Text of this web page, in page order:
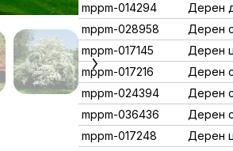
mppm-014294
Дерен
mppm-028958
Дерен
mppm-017145
Дерен
mppm-017216
Дерен
mppm-024394
Дерен
mppm-036436
Дерен
mppm-017248
Дерен